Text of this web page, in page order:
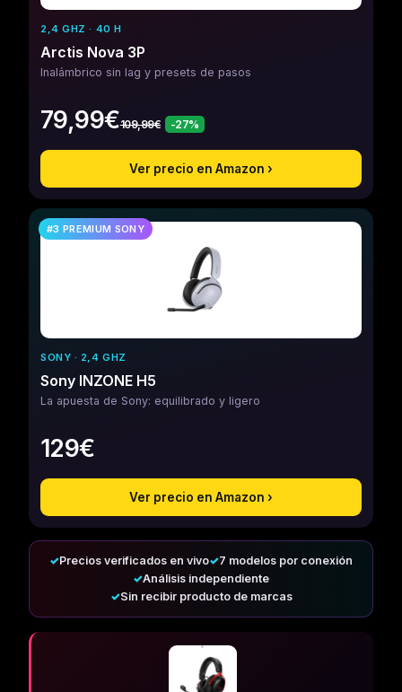
2,4 GHZ · 40 H
Arctis Nova 3P
Inalámbrico sin lag y presets de pasos
79,99€109,99€ -27%
Ver precio en Amazon ›
#3 PREMIUM SONY
SONY · 2,4 GHZ
Sony INZONE H5
La apuesta de Sony: equilibrado y ligero
129€
Ver precio en Amazon ›
✓Precios verificados en vivo✓7 modelos por conexión
✓Análisis independiente
✓Sin recibir producto de marcas